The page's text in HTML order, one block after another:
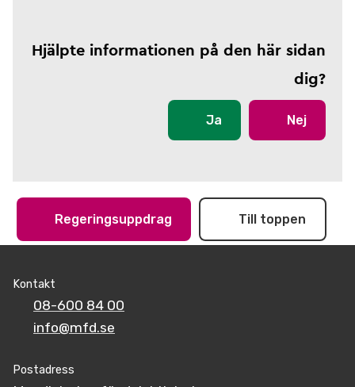
Hjälpte informationen på den här sidan
dig?
Ja Nej
Regeringsuppdrag Till toppen
Kontakt
08-600 84 00
info@mfd.se
Postadress